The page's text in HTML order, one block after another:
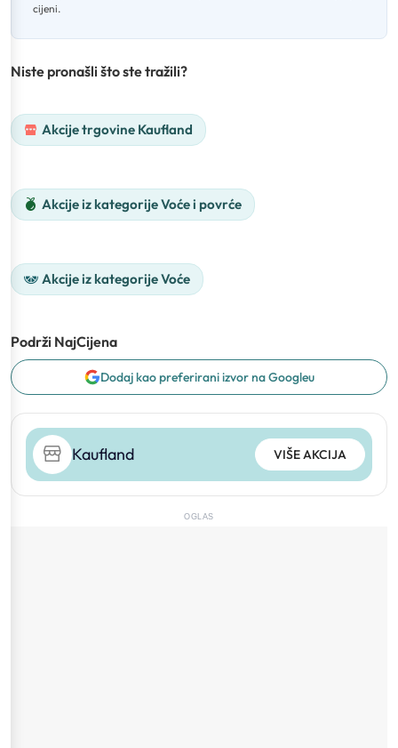
cijeni.
Niste pronašli što ste tražili?
Akcije trgovine Kaufland
Akcije iz kategorije Voće i povrće
Akcije iz kategorije Voće
Podrži NajCijena
Dodaj kao preferirani izvor na Googleu
Kaufland VIŠE AKCIJA
OGLAS